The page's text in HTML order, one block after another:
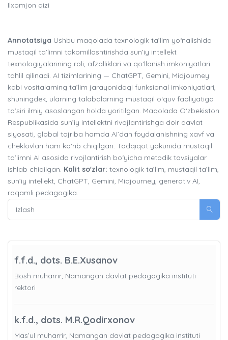
Ilxomjon qizi
Annotatsiya Ushbu maqolada texnologik ta’lim yo‘nalishida
mustaqil ta’limni takomillashtirishda sun’iy intellekt
texnologiyalarining roli, afzalliklari va qo‘llanish imkoniyatlari
tahlil qilinadi. AI tizimlarining — ChatGPT, Gemini, Midjourney
kabi vositalarning ta’lim jarayonidagi funksional imkoniyatlari,
shuningdek, ularning talabalarning mustaqil o‘quv faoliyatiga
ta’siri ilmiy asoslangan holda yoritilgan. Maqolada O‘zbekiston
Respublikasida sun’iy intellektni rivojlantirishga doir davlat
siyosati, global tajriba hamda AI’dan foydalanishning xavf va
cheklovlari ham ko‘rib chiqilgan. Tadqiqot yakunida mustaqil
ta’limni AI asosida rivojlantirish bo‘yicha metodik tavsiyalar
ishlab chiqilgan. Kalit so'zlar: texnologik ta’lim, mustaqil ta’lim,
sun’iy intellekt, ChatGPT, Gemini, Midjourney, generativ AI,
raqamli pedagogika.
f.f.d., dots. B.E.Xusanov
Bosh muharrir, Namangan davlat pedagogika instituti
rektori
k.f.d., dots. M.R.Qodirxonov
Mas’ul muharrir, Namangan davlat pedagogika instituti